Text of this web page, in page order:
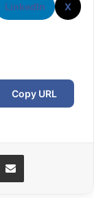
LinkedIn X
Copy URL